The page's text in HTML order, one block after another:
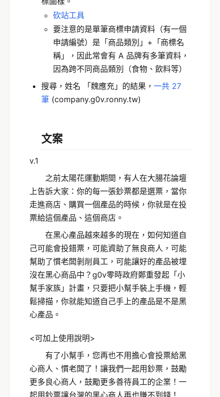
砍站工具
要注意的是單筆商標申請資料（有一個
申請編號）是「商品類別」+「商標名
稱」，因此常會有 A 品牌有多筆資料，
因為跨不同商品類別（食物、飲料等）
搜尋，姓名 「魏應充」的結果， 一共 27
筆 (company.g0v.ronny.tw)
文案
v.1
之前太陽花運動期間，有人在大腸花論壇
上告訴大家：你的每一張鈔票都是選票，當你
走進商店、購買一個產品的時候，你就是在投
票給這個產品、這個商店。
在黑心產品越來越多的現在，如何知道自
己可能會投錯票，可能資助了無良商人，可能
幫助了慣老闆剝削員工，可能讓好的產品被埋
沒在黑心商品中？g0v零時政府鄭重發起「小
幫手家族」計畫，只要把小幫手裝上手機，輕
鬆掃描，你就能知道自己手上的產品是不是黑
心產品。
<可加上使用說明>
有了小幫手，您再也不用擔心會投票給黑
心商人、慣老闆了！讓我們一起用鈔票，鼓勵
更多良心商人，鼓勵更多善待員工的企業！一
起用鈔票讓台灣的黑心商人再也賺不到錢！